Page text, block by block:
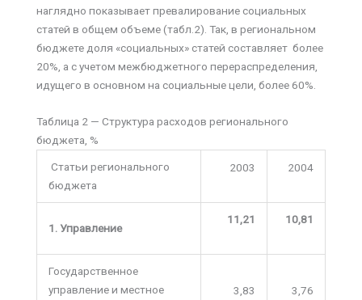
наглядно показывает превалирование социальных
статей в общем объеме (табл.2). Так, в региональном
бюджете доля «социальных» статей составляет более
20%, а с учетом межбюджетного перераспределения,
идущего в основном на социальные цели, более 60%.
Таблица 2 — Структура расходов регионального
бюджета, %
Статьи регионального
бюджета
2003 2004
1. Управление
11,21 10,81
Государственное
управление и местное
3,83 3,76